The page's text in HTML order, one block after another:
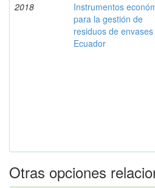
2018
Instrumentos
para la gestión de
residuos de envases
Ecuador
Otras opciones